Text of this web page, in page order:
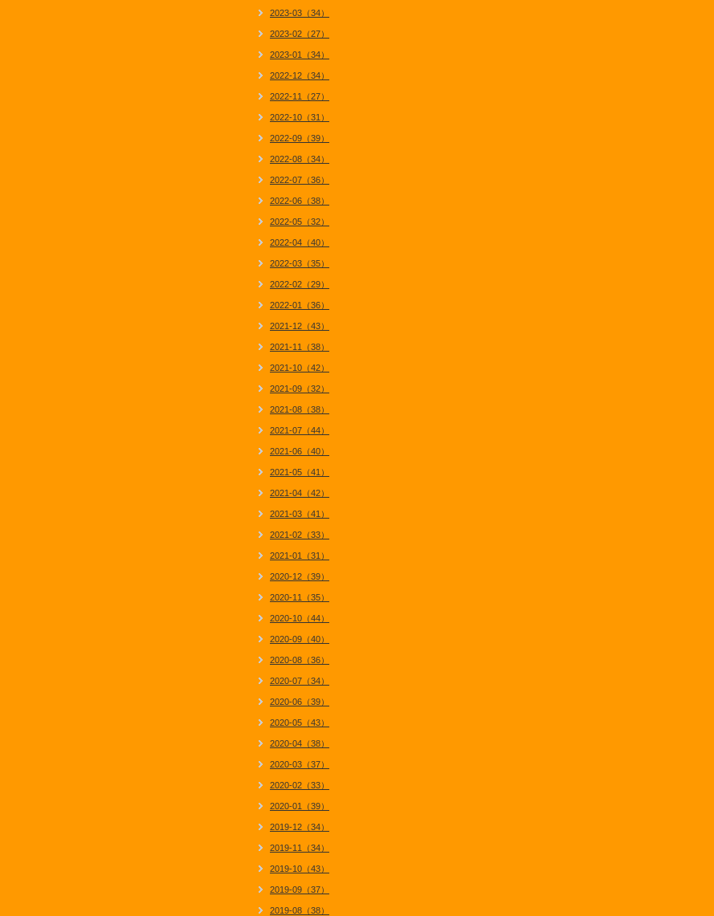
2023-03（34）
2023-02（27）
2023-01（34）
2022-12（34）
2022-11（27）
2022-10（31）
2022-09（39）
2022-08（34）
2022-07（36）
2022-06（38）
2022-05（32）
2022-04（40）
2022-03（35）
2022-02（29）
2022-01（36）
2021-12（43）
2021-11（38）
2021-10（42）
2021-09（32）
2021-08（38）
2021-07（44）
2021-06（40）
2021-05（41）
2021-04（42）
2021-03（41）
2021-02（33）
2021-01（31）
2020-12（39）
2020-11（35）
2020-10（44）
2020-09（40）
2020-08（36）
2020-07（34）
2020-06（39）
2020-05（43）
2020-04（38）
2020-03（37）
2020-02（33）
2020-01（39）
2019-12（34）
2019-11（34）
2019-10（43）
2019-09（37）
2019-08（38）